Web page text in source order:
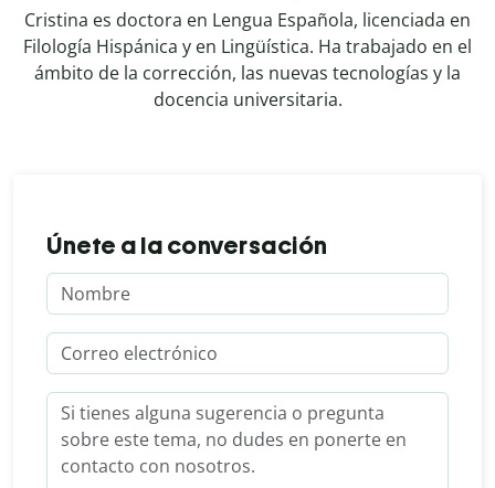
Cristina es doctora en Lengua Española, licenciada en
Filología Hispánica y en Lingüística. Ha trabajado en el
ámbito de la corrección, las nuevas tecnologías y la
docencia universitaria.
Únete a la conversación